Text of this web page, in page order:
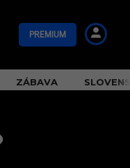
PREMIUM
ZÁBAVA